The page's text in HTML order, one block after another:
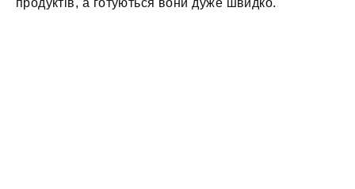
продуктів, а готуються вони дуже швидко.